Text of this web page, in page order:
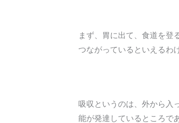
まず、胃に出て、食道を登
つながっているといえるわ
吸収というのは、外から入
能が発達しているところで